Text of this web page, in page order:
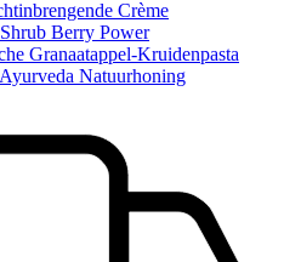
Crème
Berry Power
Granaatappel-Kruidenpasta
Natuurhoning